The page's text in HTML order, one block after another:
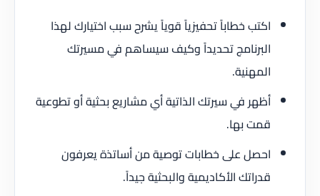
اكتب خطاباً تحفيزياً قوياً يشرح سبب اختيارك لهذا
البرنامج تحديداً وكيف سيساهم في مسيرتك
المهنية.
أظهر في سيرتك الذاتية أي مشاريع بحثية أو تطوعية
قمت بها.
احصل على خطابات توصية من أساتذة يعرفون
قدراتك الأكاديمية والبحثية جيداً.